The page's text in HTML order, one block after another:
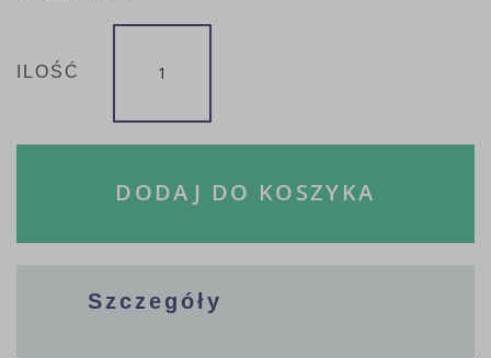
ILOŚĆ
DODAJ DO KOSZYKA
Szczegóły